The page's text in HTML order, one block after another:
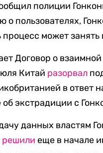
полиции
пользователях,
может занять
Договор о
Китай разорвал
в ответ
экстрадиции с
данных властям
решили еще в начале